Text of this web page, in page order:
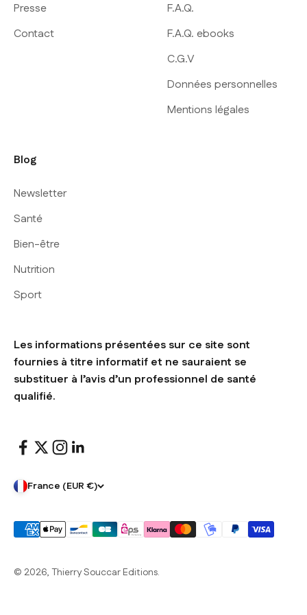
Presse
Contact
F.A.Q.
F.A.Q. ebooks
C.G.V
Données personnelles
Mentions légales
Blog
Newsletter
Santé
Bien-être
Nutrition
Sport
Les informations présentées sur ce site sont
fournies à titre informatif et ne sauraient se
substituer à l’avis d’un professionnel de santé
qualifié.
France (EUR €)
© 2026, Thierry Souccar Editions.